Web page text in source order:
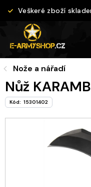
Veškeré zboží
Nože a nářadí
Nůž
Kód: 15301402